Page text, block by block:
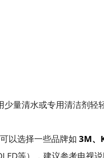
量清水或专用清洁剂轻
以选择一些品牌如 3M、